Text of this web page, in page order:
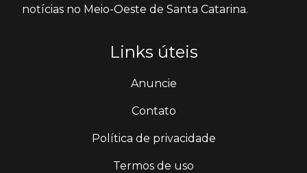
notícias no Meio-Oeste de Santa Catarina.
Links úteis
Anuncie
Contato
Política de privacidade
Termos de uso